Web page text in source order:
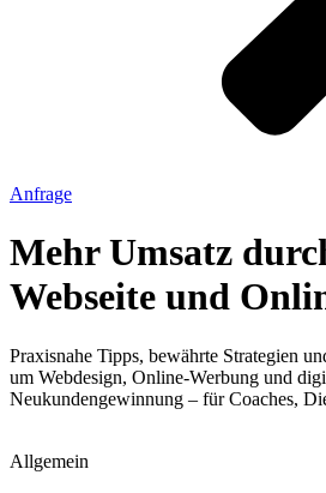
Anfrage
Mehr Umsatz
Webseite und
Praxisnahe Tipps, bewährte Strategien
um Webdesign, Online-Werbung und
Neukundengewinnung – für Coaches,
Allgemein